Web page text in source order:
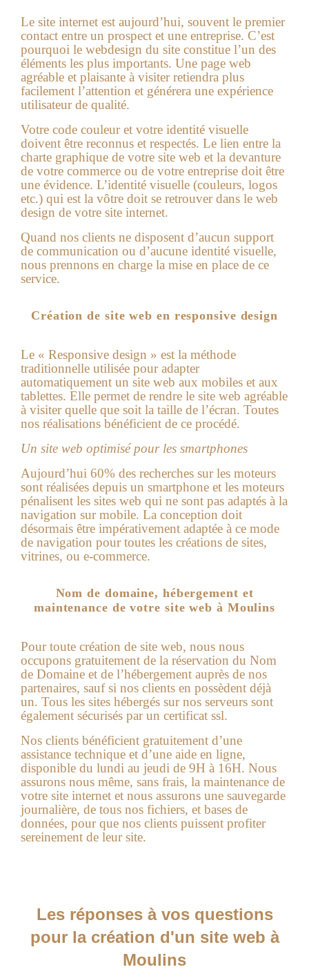
Le site internet est aujourd’hui, souvent le premier
contact entre un prospect et une entreprise. C’est
pourquoi le webdesign du site constitue l’un des
éléments les plus importants. Une page web
agréable et plaisante à visiter retiendra plus
facilement l’attention et générera une expérience
utilisateur de qualité.
Votre code couleur et votre identité visuelle
doivent être reconnus et respectés. Le lien entre la
charte graphique de votre site web et la devanture
de votre commerce ou de votre entreprise doit être
une évidence. L’identité visuelle (couleurs, logos
etc.) qui est la vôtre doit se retrouver dans le web
design de votre site internet.
Quand nos clients ne disposent d’aucun support
de communication ou d’aucune identité visuelle,
nous prennons en charge la mise en place de ce
service.
Création de site web en responsive design
Le « Responsive design » est la méthode
traditionnelle utilisée pour adapter
automatiquement un site web aux mobiles et aux
tablettes. Elle permet de rendre le site web agréable
à visiter quelle que soit la taille de l’écran. Toutes
nos réalisations bénéficient de ce procédé.
Un site web optimisé pour les smartphones
Aujourd’hui 60% des recherches sur les moteurs
sont réalisées depuis un smartphone et les moteurs
pénalisent les sites web qui ne sont pas adaptés à la
navigation sur mobile. La conception doit
désormais être impérativement adaptée à ce mode
de navigation pour toutes les créations de sites,
vitrines, ou e-commerce.
Nom de domaine, hébergement et
maintenance de votre site web à Moulins
Pour toute création de site web, nous nous
occupons gratuitement de la réservation du Nom
de Domaine et de l’hébergement auprès de nos
partenaires, sauf si nos clients en possèdent déjà
un. Tous les sites hébergés sur nos serveurs sont
également sécurisés par un certificat ssl.
Nos clients bénéficient gratuitement d’une
assistance technique et d’une aide en ligne,
disponible du lundi au jeudi de 9H à 16H. Nous
assurons nous même, sans frais, la maintenance de
votre site internet et nous assurons une sauvegarde
journalière, de tous nos fichiers, et bases de
données, pour que nos clients puissent profiter
sereinement de leur site.
Les réponses à vos questions
pour la création d'un site web à
Moulins